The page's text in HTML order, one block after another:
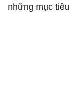
những mục